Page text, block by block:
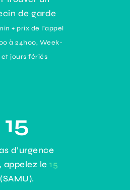
de garde
+ prix de l’appel
à 24h00, Week-
et jours fériés
15
d’urgence
appelez le15
(SAMU).